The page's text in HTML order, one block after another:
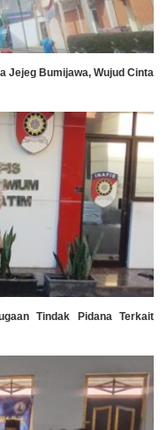
Jejeg Bumijawa, Wujud Cinta
Tindak Pidana Terkait